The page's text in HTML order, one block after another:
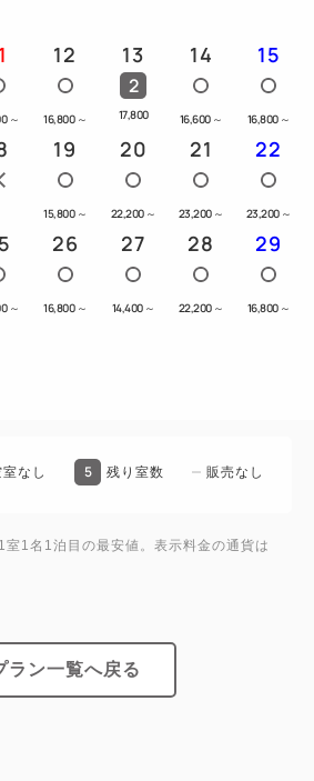
～
12
16,800 ～
13
2
17,800
14
16,600 ～
15
16,800 ～
19
15,800 ～
20
22,200 ～
21
23,200 ～
22
23,200 ～
～
26
16,800 ～
27
14,400 ～
28
22,200 ～
29
16,800 ～
室なし 5 残り室数 販売なし
1名1泊目の最安値。表示料金の通貨は
ラン一覧へ戻る